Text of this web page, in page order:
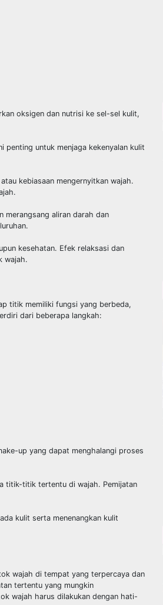
oksigen dan nutrisi ke sel-sel kulit,
untuk menjaga kekenyalan kulit
kebiasaan mengernyitkan wajah.
merangsang aliran darah dan
kesehatan. Efek relaksasi dan
wajah.
titik memiliki fungsi yang berbeda,
dari beberapa langkah:
up yang dapat menghalangi proses
titik-titik tertentu di wajah. Pemijatan
kulit serta menenangkan kulit
wajah di tempat yang terpercaya dan
tertentu yang mungkin
wajah harus dilakukan dengan hati-